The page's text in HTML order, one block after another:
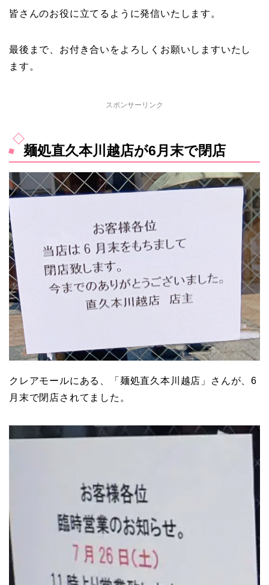
皆さんのお役に立てるように発信いたします。
最後まで、お付き合いをよろしくお願いしますいたし
ます。
スポンサーリンク
麺処直久本川越店が6月末で閉店
クレアモールにある、「麺処直久本川越店」さんが、6
月末で閉店されてました。